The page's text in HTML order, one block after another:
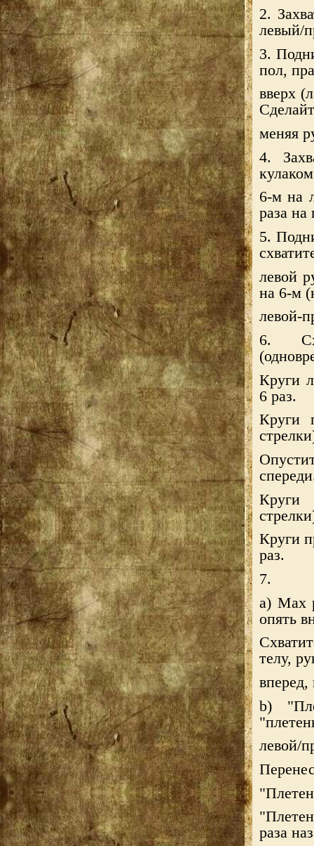
2.
левый/
3.
пол,
вверх
меняя
4.
6-м на
раза на
5.
левой
на 6-м
левой-
6.
Круги
6 раз.
Круги
Круги
Круги
раз.
7.
a) Мах
опять
телу,
b)
левой/
раза